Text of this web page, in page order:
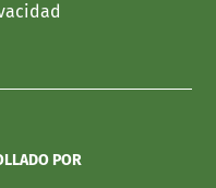
POR